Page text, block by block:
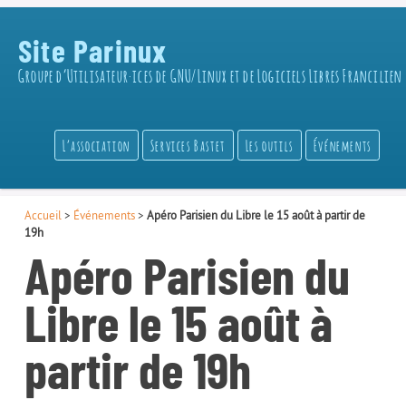
Site Parinux
Groupe d’Utilisateur·ices de GNU/Linux et de Logiciels Libres Francilien
L’association Services Bastet Les outils Événements
Accueil > Événements> Apéro Parisien du Libre le 15 août à partir de
19h
Apéro Parisien du
Libre le 15 août à
partir de 19h